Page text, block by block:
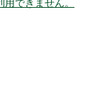
できません。